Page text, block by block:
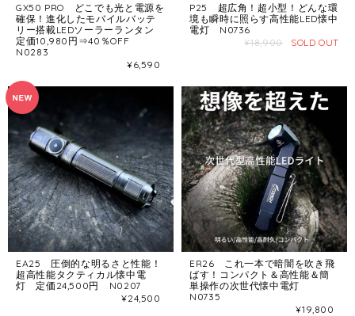
GX50 PRO どこでも光と電源を
確保！進化したモバイルバッテ
リー搭載LEDソーラーランタン
定価10,980円⇒40％OFF
N0283
¥6,590
P25 超広角！超小型！どんな環
境も瞬時に照らす高性能LED懐中
電灯 N0736
¥18,900
SOLD OUT
EA25 圧倒的な明るさと性能！
超高性能タクティカル懐中電
灯 定価24,500円 N0207
¥24,500
ER26 これ一本で暗闇を吹き飛
ばす！コンパクト＆高性能＆簡
単操作の次世代懐中電灯
N0735
¥19,800